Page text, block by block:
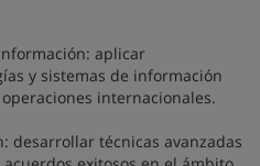
aplicar
y sistemas de información
internacionales.
desarrollar técnicas avanzadas